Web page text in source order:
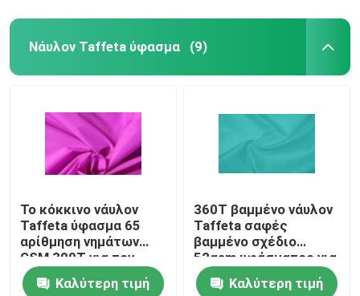
Νάυλον Taffeta ύφασμα (9)
Το κόκκινο νάυλον
Taffeta ύφασμα 65
αρίθμηση νημάτων
GSM 300T για τον
αθλητισμό σακακιών
φορά Καλύτερη τιμή
360T βαμμένο νάυλον
Taffeta σαφές
βαμμένο σχέδιο
52gsm υφάσματος για
το ύφασμα τσαντών
Καλύτερη τιμή